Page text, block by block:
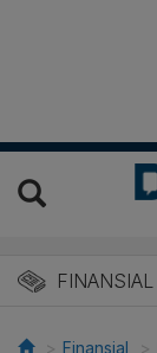
FINANSIAL
Finansial